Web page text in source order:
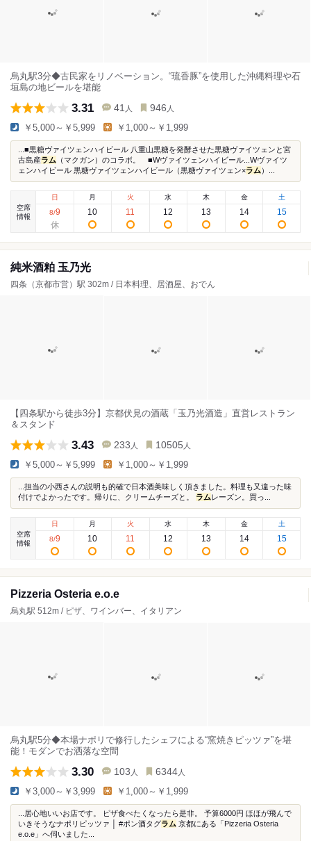
烏丸駅3分◆古民家をリノベーション。“琉香豚”を使用した沖縄料理や石
垣島の地ビールを堪能
3.31 41 人 946 人
￥5,000～￥5,999 ￥1,000～￥1,999
...■黒糖ヴァイツェンハイビール 八重山黒糖を発酵させた黒糖ヴァイツェンと宮
古島産ラム （マクガン）のコラボ。 ■Wヴァイツェンハイビール...Wヴァイツ
ェンハイビール 黒糖ヴァイツェンハイビール（黒糖ヴァイツェン×ラム ）...
空席
情報
日
8/9
月
10
火
11
水
12
木
13
金
14
土
15
純米酒粕 玉乃光
四条（京都市営）駅 302m / 日本料理、居酒屋、おでん
【四条駅から徒歩3分】京都伏見の酒蔵「玉乃光酒造」直営レストラン
＆スタンド
3.43 233 人 10505 人
￥5,000～￥5,999 ￥1,000～￥1,999
...担当の小西さんの説明も的確で日本酒美味しく頂きました。料理も又違った味
付けでよかったです。帰りに、クリームチーズと。 ラムレーズン。買っ...
空席
情報
日
8/9
月
10
火
11
水
12
木
13
金
14
土
15
Pizzeria Osteria e.o.e
烏丸駅 512m / ピザ、ワインバー、イタリアン
烏丸駅5分◆本場ナポリで修行したシェフによる“窯焼きピッツァ”を堪
能！モダンでお洒落な空間
3.30 103 人 6344 人
￥3,000～￥3,999 ￥1,000～￥1,999
...居心地いいお店です。 ピザ食べたくなったら是非。 予算6000円 ほほが飛んで
いきそうなナポリピッツァ │ #ポン酒タグラム 京都にある「Pizzeria Osteria
e.o.e」へ伺いました...